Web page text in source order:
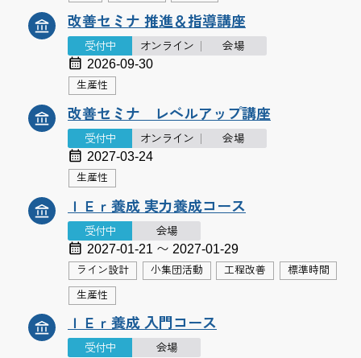
改善セミナ 推進＆指導講座
受付中 オンライン 会場
2026-09-30
生産性
改善セミナ レベルアップ講座
受付中 オンライン 会場
2027-03-24
生産性
ＩＥｒ養成 実力養成コース
受付中 会場
2027-01-21 〜 2027-01-29
ライン設計 小集団活動 工程改善 標準時間
生産性
ＩＥｒ養成 入門コース
受付中 会場